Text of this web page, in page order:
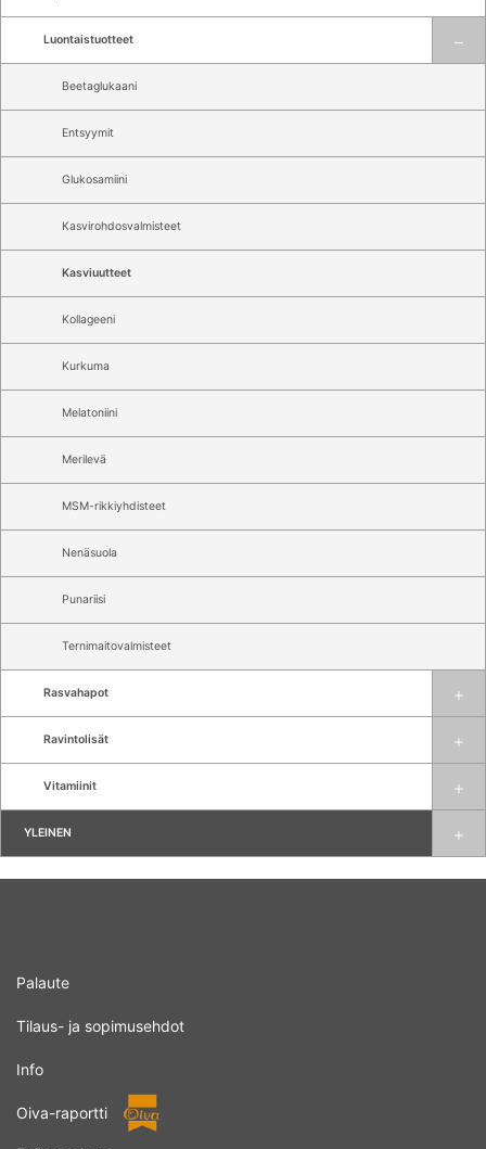
Luontaistuotteet
Beetaglukaani
Entsyymit
Glukosamiini
Kasvirohdosvalmisteet
Kasviuutteet
Kollageeni
Kurkuma
Melatoniini
Merilevä
MSM-rikkiyhdisteet
Nenäsuola
Punariisi
Ternimaitovalmisteet
Rasvahapot
Ravintolisät
Vitamiinit
YLEINEN
Palaute
Tilaus- ja sopimusehdot
Info
Oiva-raportti